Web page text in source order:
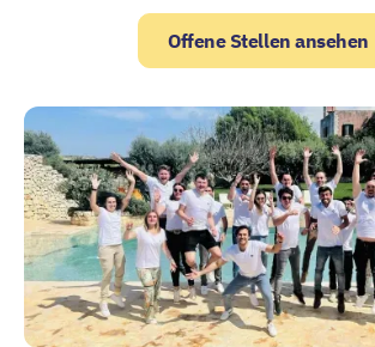
Offene Stellen ansehen